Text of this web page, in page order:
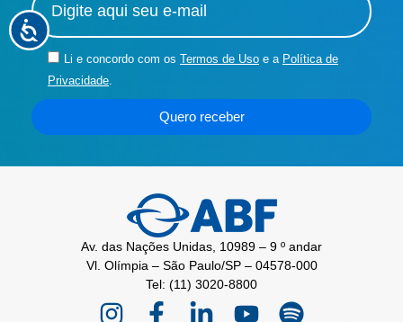
Li e concordo com os Termos de Uso e a Política de
Privacidade
Quero receber
Av. das Nações Unidas, 10989 – 9 º andar
Vl. Olímpia – São Paulo/SP – 04578-000
Tel: (11) 3020-8800